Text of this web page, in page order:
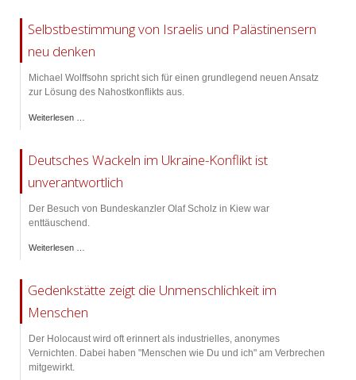
Selbstbestimmung von Israelis und Palästinensern
neu denken
Michael Wolffsohn spricht sich für einen grundlegend neuen Ansatz
zur Lösung des Nahostkonflikts aus.
Weiterlesen …
Deutsches Wackeln im Ukraine-Konflikt ist
unverantwortlich
Der Besuch von Bundeskanzler Olaf Scholz in Kiew war
enttäuschend.
Weiterlesen …
Gedenkstätte zeigt die Unmenschlichkeit im
Menschen
Der Holocaust wird oft erinnert als industrielles, anonymes
Vernichten. Dabei haben "Menschen wie Du und ich" am Verbrechen
mitgewirkt.